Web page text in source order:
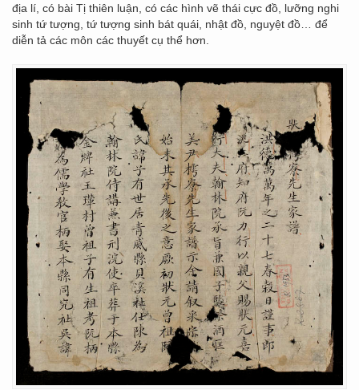
địa lí, có bài Tị thiên luận, có các hình vẽ thái cực đồ, lưỡng nghi
sinh tứ tượng, tứ tượng sinh bát quái, nhật đồ, nguyệt đồ… để
diễn tả các môn các thuyết cụ thể hơn.